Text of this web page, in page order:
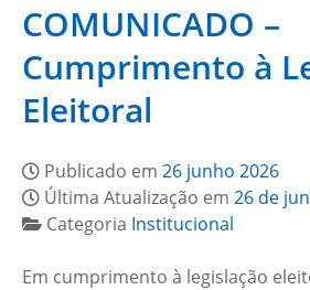
COMUNICADO –
Cumprimento à
Eleitoral
Publicado em 26 junho 2026
Última Atualização em 26 de
Categoria Institucional
Em cumprimento à legislação